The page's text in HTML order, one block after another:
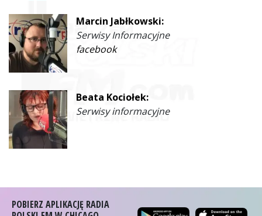
Marcin Jabłkowski:
Serwisy Informacyjne
facebook
Beata Kociołek:
Serwisy informacyjne
POBIERZ APLIKACJĘ RADIA